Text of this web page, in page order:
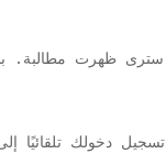
سترى ظهرت مطالبة.